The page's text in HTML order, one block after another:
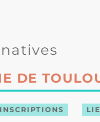
INSCRIPTIONS
DE